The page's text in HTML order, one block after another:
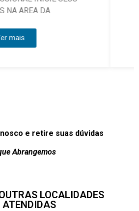
Ver mais
e retire suas dúvidas
Abrangemos
LOCALIDADES
ATENDIDAS